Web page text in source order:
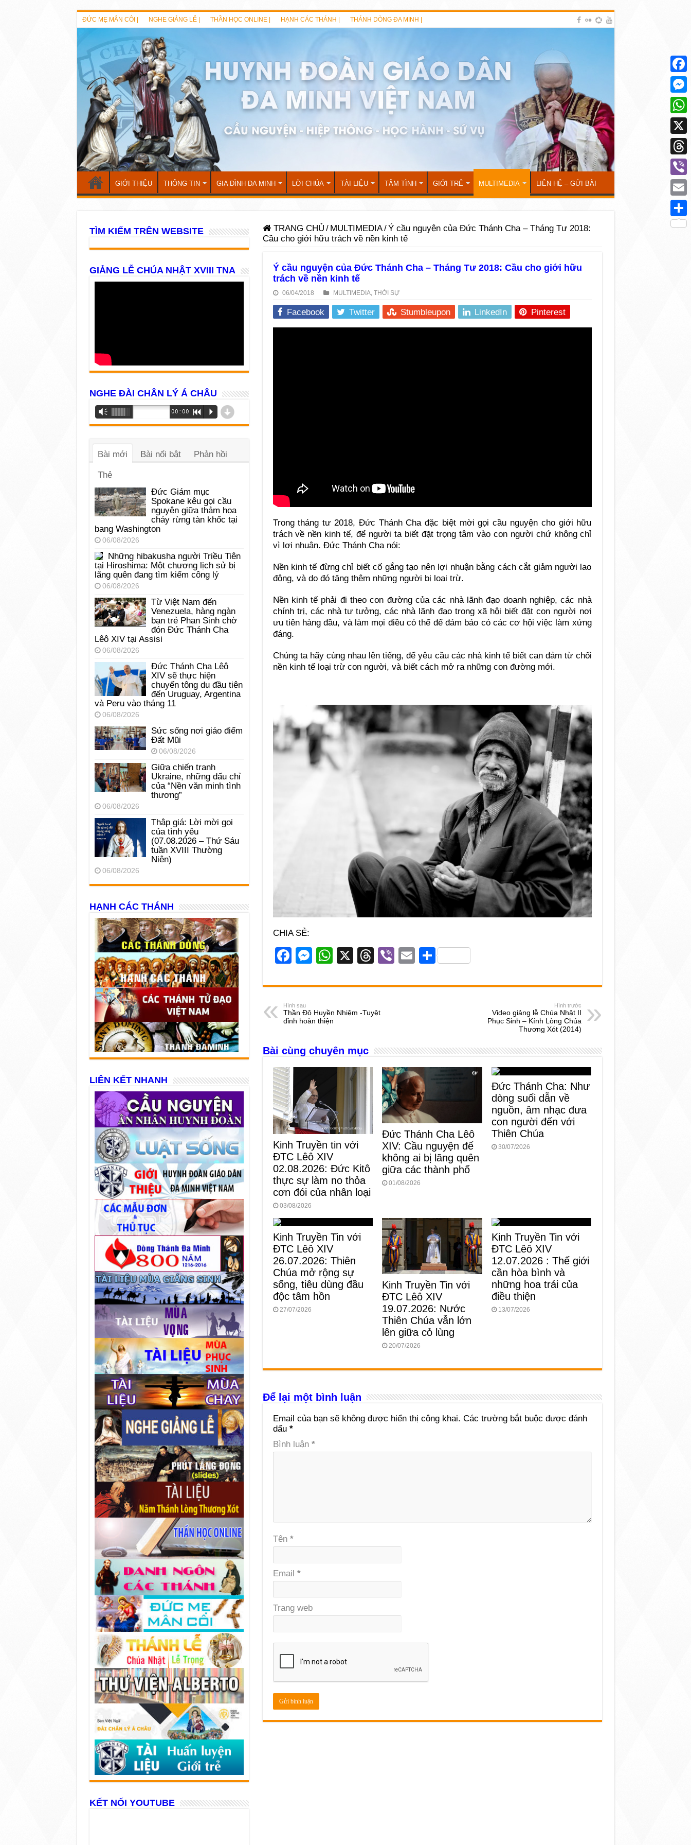
ĐỨC MẸ MÂN CÔI | NGHE GIẢNG LỄ | THẦN HỌC ONLINE | HẠNH CÁC THÁNH | THÁNH DÒNG ĐA MINH |
GIỚI THIỆU THÔNG TIN GIA ĐÌNH ĐA MINH LỜI CHÚA TÀI LIỆU TÂM TÌNH GIỚI TRẺ MULTIMEDIA LIÊN HỆ – GỬI BÀI
TRANG CHỦ / MULTIMEDIA/Ý cầu nguyện của Đức Thánh Cha – Tháng Tư 2018:
Cầu cho giới hữu trách về nền kinh tế
Ý cầu nguyện của Đức Thánh Cha – Tháng Tư 2018: Cầu cho giới hữu
trách về nền kinh tế
06/04/2018 MULTIMEDIA, THỜI SỰ
Facebook Twitter Stumbleupon LinkedIn Pinterest
Trong tháng tư 2018, Đức Thánh Cha đặc biệt mời gọi cầu nguyện cho giới hữu
trách về nền kinh tế, để người ta biết đặt trọng tâm vào con người chứ không chỉ
vì lợi nhuận. Đức Thánh Cha nói:
Nền kinh tế đừng chỉ biết cố gắng tạo nên lợi nhuận bằng cách cắt giảm người lao
động, và do đó tăng thêm những người bị loại trừ.
Nền kinh tế phải đi theo con đường của các nhà lãnh đạo doanh nghiệp, các nhà
chính trị, các nhà tư tưởng, các nhà lãnh đạo trong xã hội biết đặt con người nơi
ưu tiên hàng đầu, và làm mọi điều có thể để đảm bảo có các cơ hội việc làm xứng
đáng.
Chúng ta hãy cùng nhau lên tiếng, để yêu cầu các nhà kinh tế biết can đảm từ chối
nền kinh tế loại trừ con người, và biết cách mở ra những con đường mới.
CHIA SẺ:
F
c
e
b
o
k
M
ss
e
n
er
W
at
s
A
p
X
T
e
a
d
Vi
er
E
ail
S
ar
Hình sau
Thần Đô Huyền Nhiệm -Tuyệt
đỉnh hoàn thiện
Hình trước
Video giảng lễ Chúa Nhật II
Phục Sinh – Kính Lòng Chúa
Thương Xót (2014)
Bài cùng chuyên mục
Kinh Truyền tin với
ĐTC Lêô XIV
02.08.2026: Đức Kitô
thực sự làm no thỏa
cơn đói của nhân loại
03/08/2026
Đức Thánh Cha Lêô
XIV: Cầu nguyện để
không ai bị lãng quên
giữa các thành phố
01/08/2026
Đức Thánh Cha: Như
dòng suối dẫn về
nguồn, âm nhạc đưa
con người đến với
Thiên Chúa
30/07/2026
Kinh Truyền Tin với
ĐTC Lêô XIV
26.07.2026: Thiên
Chúa mở rộng sự
sống, tiêu dùng đầu
độc tâm hồn
27/07/2026
Kinh Truyền Tin với
ĐTC Lêô XIV
19.07.2026: Nước
Thiên Chúa vẫn lớn
lên giữa cỏ lùng
20/07/2026
Kinh Truyền Tin với
ĐTC Lêô XIV
12.07.2026 : Thế giới
cần hòa bình và
những hoa trái của
điều thiện
13/07/2026
Để lại một bình luận
Email của bạn sẽ không được hiển thị công khai. Các trường bắt buộc được đánh
dấu *
Bình luận *
Tên *
Email *
Trang web
TÌM KIẾM TRÊN WEBSITE
GIẢNG LỄ CHÚA NHẬT XVIII TNA
NGHE ĐÀI CHÂN LÝ Á CHÂU
Trình
phát
âm
Vm 00:00 R P d
Bài mới Bài nổi bật Phản hồi
Thẻ
Đức Giám mục
Spokane kêu gọi cầu
nguyện giữa thảm họa
cháy rừng tàn khốc tại
bang Washington
06/08/2026
Những hibakusha người Triều Tiên
tại Hiroshima: Một chương lịch sử bị
lãng quên đang tìm kiếm công lý
06/08/2026
Từ Việt Nam đến
Venezuela, hàng ngàn
bạn trẻ Phan Sinh chờ
đón Đức Thánh Cha
Lêô XIV tại Assisi
06/08/2026
Đức Thánh Cha Lêô
XIV sẽ thực hiện
chuyến tông du đầu tiên
đến Uruguay, Argentina
và Peru vào tháng 11
06/08/2026
Sức sống nơi giáo điểm
Đất Mũi
06/08/2026
Giữa chiến tranh
Ukraine, những dấu chỉ
của “Nền văn minh tình
thương”
06/08/2026
Thập giá: Lời mời gọi
của tình yêu
(07.08.2026 – Thứ Sáu
tuần XVIII Thường
Niên)
06/08/2026
HẠNH CÁC THÁNH
LIÊN KẾT NHANH
KẾT NỐI YOUTUBE
X
Viber